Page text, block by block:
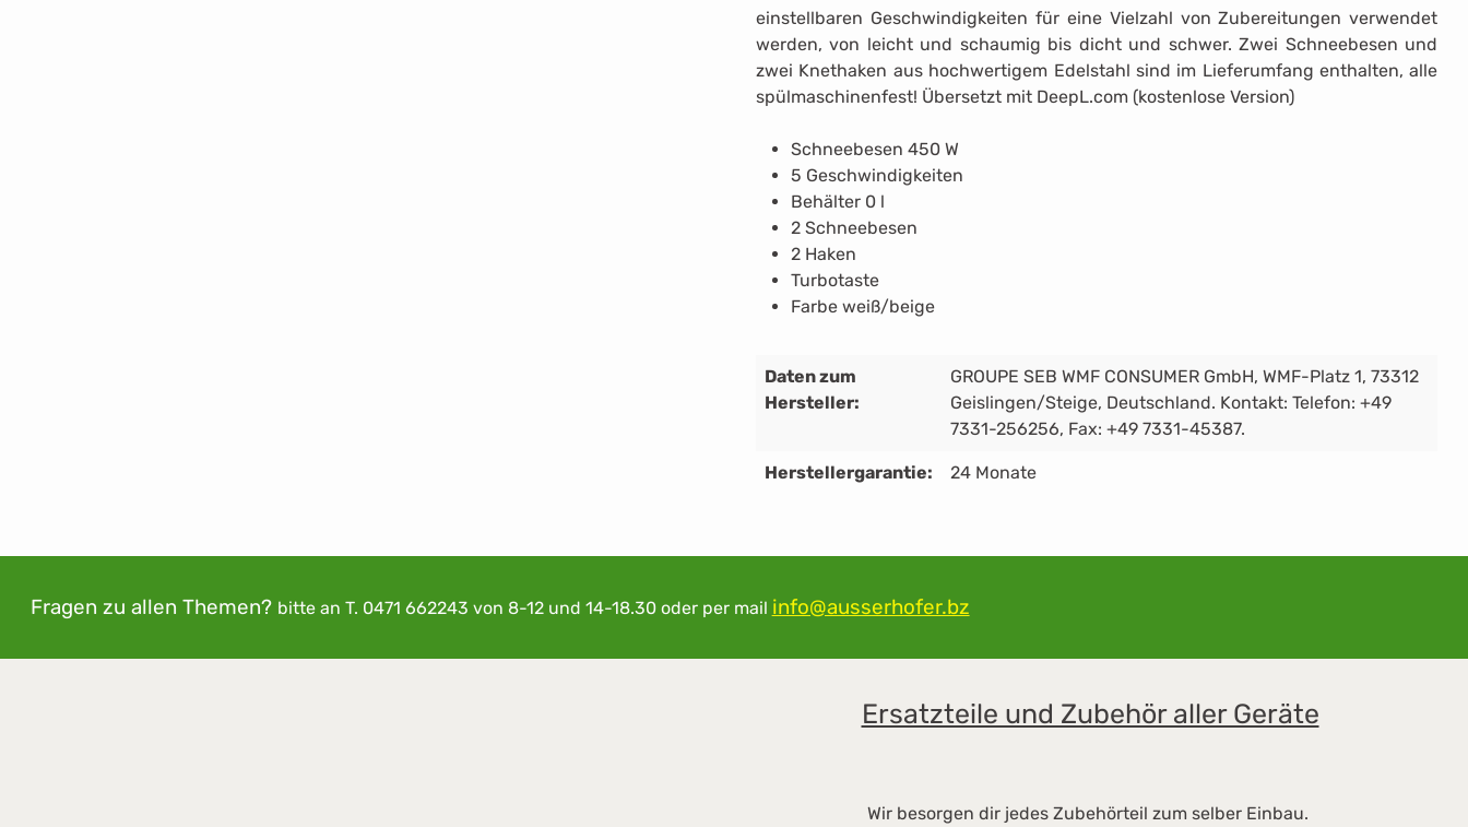
einstellbaren Geschwindigkeiten für eine Vielzahl von Zubereitungen verwendet
werden, von leicht und schaumig bis dicht und schwer. Zwei Schneebesen und
zwei Knethaken aus hochwertigem Edelstahl sind im Lieferumfang enthalten, alle
spülmaschinenfest! Übersetzt mit DeepL.com (kostenlose Version)
Schneebesen 450 W
5 Geschwindigkeiten
Behälter 0 l
2 Schneebesen
2 Haken
Turbotaste
Farbe weiß/beige
Daten zum
Hersteller:
GROUPE SEB WMF CONSUMER GmbH, WMF-Platz 1, 73312
Geislingen/Steige, Deutschland. Kontakt: Telefon: +49
7331-256256, Fax: +49 7331-45387.
Herstellergarantie: 24 Monate
Fragen zu allen Themen? bitte an T. 0471 662243 von 8-12 und 14-18.30 oder per mail info@ausserhofer.bz
Ersatzteile und Zubehör aller Geräte
Wir besorgen dir jedes Zubehörteil zum selber Einbau.